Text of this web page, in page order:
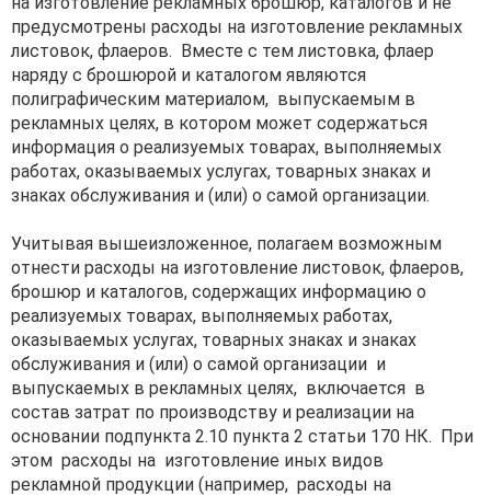
предусмотрены расходы на изготовление рекламных
листовок, флаеров. Вместе с тем листовка, флаер
наряду с брошюрой и каталогом являются
полиграфическим материалом, выпускаемым в
рекламных целях, в котором может содержаться
информация о реализуемых товарах, выполняемых
работах, оказываемых услугах, товарных знаках и
знаках обслуживания и (или) о самой организации.
Учитывая вышеизложенное, полагаем возможным
отнести расходы на изготовление листовок, флаеров,
брошюр и каталогов, содержащих информацию о
реализуемых товарах, выполняемых работах,
оказываемых услугах, товарных знаках и знаках
обслуживания и (или) о самой организации и
выпускаемых в рекламных целях, включается в
состав затрат по производству и реализации на
основании подпункта 2.10 пункта 2 статьи 170 НК. При
этом расходы на изготовление иных видов
рекламной продукции (например, расходы на